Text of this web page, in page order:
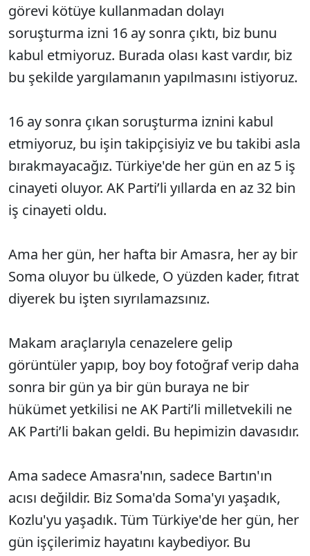
görevi kötüye kullanmadan dolayı
soruşturma izni 16 ay sonra çıktı, biz bunu
kabul etmiyoruz. Burada olası kast vardır, biz
bu şekilde yargılamanın yapılmasını istiyoruz.
16 ay sonra çıkan soruşturma iznini kabul
etmiyoruz, bu işin takipçisiyiz ve bu takibi asla
bırakmayacağız. Türkiye'de her gün en az 5 iş
cinayeti oluyor. AK Parti’li yıllarda en az 32 bin
iş cinayeti oldu.
Ama her gün, her hafta bir Amasra, her ay bir
Soma oluyor bu ülkede, O yüzden kader, fıtrat
diyerek bu işten sıyrılamazsınız.
Makam araçlarıyla cenazelere gelip
görüntüler yapıp, boy boy fotoğraf verip daha
sonra bir gün ya bir gün buraya ne bir
hükümet yetkilisi ne AK Parti’li milletvekili ne
AK Parti’li bakan geldi. Bu hepimizin davasıdır.
Ama sadece Amasra'nın, sadece Bartın'ın
acısı değildir. Biz Soma'da Soma'yı yaşadık,
Kozlu'yu yaşadık. Tüm Türkiye'de her gün, her
gün işçilerimiz hayatını kaybediyor. Bu